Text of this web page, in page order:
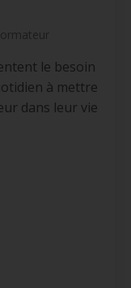
le besoin
à mettre
dans leur vie